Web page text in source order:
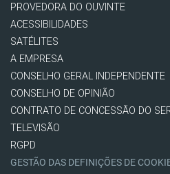
PROVEDORA DO OUVINTE
ACESSIBILIDADES
SATÉLITES
A EMPRESA
CONSELHO GERAL INDEPENDENTE
CONSELHO DE OPINIÃO
CONTRATO DE CONCESSÃO DO
TELEVISÃO
RGPD
GESTÃO DAS DEFINIÇÕES DE